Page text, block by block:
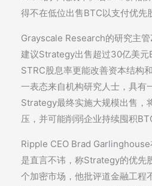
得不在低位出售BTC以支付优先
Grayscale Research的研究主
建议Strategy出售超过30亿美元
STRC股息率更能改善资本结构
一表态来自机构研究人士，具有
Strategy最终实施大规模出售，
压，并可能削弱企业持续囤积
Ripple CEO Brad
是直言不讳，称Strategy的优先
个加密市场，他批评道金融工程